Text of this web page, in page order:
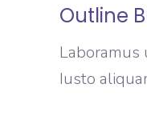
Outline
Laboramus
Iusto